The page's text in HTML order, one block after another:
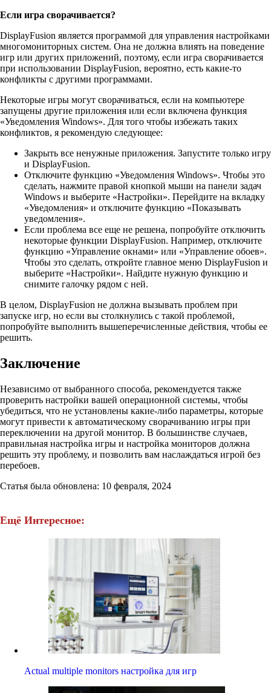
Если игра сворачивается?
DisplayFusion является программой для управления настройками
многомониторных систем. Она не должна влиять на поведение
игр или других приложений, поэтому, если игра сворачивается
при использовании DisplayFusion, вероятно, есть какие-то
конфликты с другими программами.
Некоторые игры могут сворачиваться, если на компьютере
запущены другие приложения или если включена функция
«Уведомления Windows». Для того чтобы избежать таких
конфликтов, я рекомендую следующее:
Закрыть все ненужные приложения. Запустите только игру
и DisplayFusion.
Отключите функцию «Уведомления Windows». Чтобы это
сделать, нажмите правой кнопкой мыши на панели задач
Windows и выберите «Настройки». Перейдите на вкладку
«Уведомления» и отключите функцию «Показывать
уведомления».
Если проблема все еще не решена, попробуйте отключить
некоторые функции DisplayFusion. Например, отключите
функцию «Управление окнами» или «Управление обоев».
Чтобы это сделать, откройте главное меню DisplayFusion и
выберите «Настройки». Найдите нужную функцию и
снимите галочку рядом с ней.
В целом, DisplayFusion не должна вызывать проблем при
запуске игр, но если вы столкнулись с такой проблемой,
попробуйте выполнить вышеперечисленные действия, чтобы ее
решить.
Заключение
Независимо от выбранного способа, рекомендуется также
проверить настройки вашей операционной системы, чтобы
убедиться, что не установлены какие-либо параметры, которые
могут привести к автоматическому сворачиванию игры при
переключении на другой монитор. В большинстве случаев,
правильная настройка игры и настройка мониторов должна
решить эту проблему, и позволить вам наслаждаться игрой без
перебоев.
Статья была обновлена: 10 февраля, 2024
Ещё Интересное:
Actual multiple monitors настройка для игр